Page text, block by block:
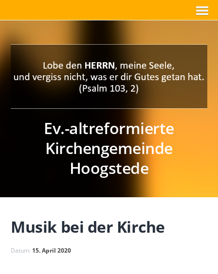
Ev.-altreformierte
Kirchengemeinde
Hoogstede
Musik bei der Kirche
Datum: 15. April 2020